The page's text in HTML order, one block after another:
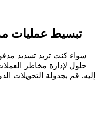
تبسيط عمليات
سواء كنت تريد تسديد
حلول لإدارة مخاطر